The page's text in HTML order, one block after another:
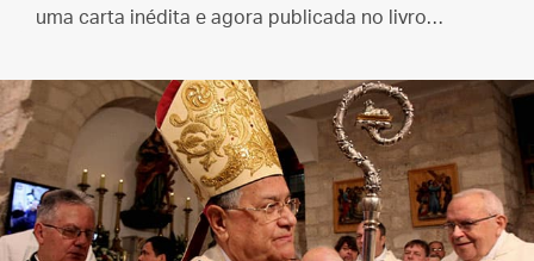
uma carta inédita e agora publicada no livro